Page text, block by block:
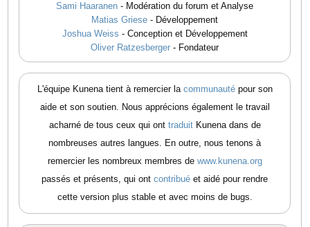
Sami Haaranen - Modération du forum et Analyse
Matias Griese - Développement
Joshua Weiss - Conception et Développement
Oliver Ratzesberger - Fondateur
L'équipe Kunena tient à remercier la communauté pour son
aide et son soutien. Nous apprécions également le travail
acharné de tous ceux qui ont traduit Kunena dans de
nombreuses autres langues. En outre, nous tenons à
remercier les nombreux membres de www.kunena.org
passés et présents, qui ontcontribuéet aidé pour rendre
cette version plus stable et avec moins de bugs.